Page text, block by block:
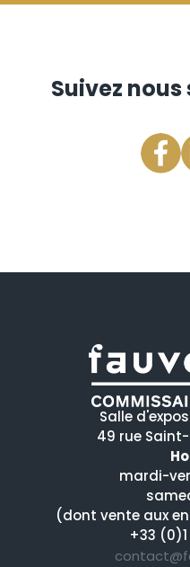
Suivez nous
Salle
49 rue Saint-
mardi-
(dont vente aux
+33